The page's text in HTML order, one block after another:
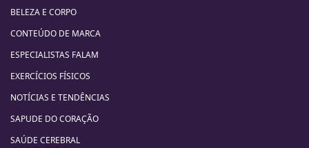
BELEZA E CORPO
CONTEÚDO DE MARCA
ESPECIALISTAS FALAM
EXERCÍCIOS FÍSICOS
NOTÍCIAS E TENDÊNCIAS
SAPUDE DO CORAÇÃO
SAÚDE CEREBRAL